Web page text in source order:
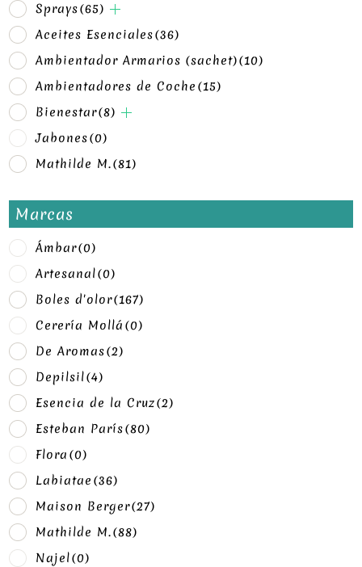
Sprays(65)
Aceites Esenciales(36)
Ambientador Armarios (sachet)(10)
Ambientadores de Coche (15)
Bienestar(8)
Jabones(0)
Mathilde M.(81)
Marcas
Ámbar(0)
Artesanal(0)
Boles d'olor(167)
Cerería Mollá (0)
De Aromas(2)
Depilsil(4)
Esencia de la Cruz(2)
Esteban París(80)
Flora (0)
Labiatae (36)
Maison Berger(27)
Mathilde M.(88)
Najel(0)